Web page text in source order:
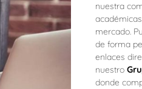
nuestra
mercado.
de forma
enlaces
nuestro
donde